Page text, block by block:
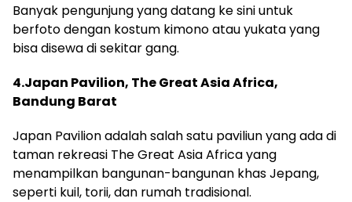
Banyak pengunjung yang datang ke sini untuk
berfoto dengan kostum kimono atau yukata yang
bisa disewa di sekitar gang.
4.Japan Pavilion, The Great Asia Africa,
Bandung Barat
Japan Pavilion adalah salah satu paviliun yang ada di
taman rekreasi The Great Asia Africa yang
menampilkan bangunan-bangunan khas Jepang,
seperti kuil, torii, dan rumah tradisional.